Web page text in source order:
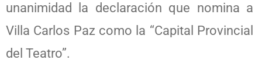
unanimidad la declaración que nomina a
Villa Carlos Paz como la “Capital Provincial
del Teatro”.